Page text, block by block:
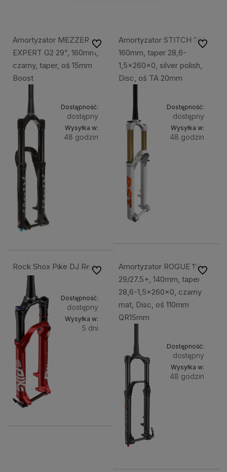
Amortyzator MEZZER
EXPERT G2 29", 160mm,
czarny, taper, oś 15mm
Boost
Dostępność:
dostępny
Wysyłka w:
48 godzin
Do ulubionychAmortyzator STITCH 29",
160mm, taper 28,6-
1,5x260x0, silver polish,
Disc, oś TA 20mm
Dostępność:
dostępny
Wysyłka w:
48 godzin
Do
Rock Shox Pike DJ Red
Dostępność:
dostępny
Wysyłka w:
5 dni
koszyka
Do ulubionychAmortyzator ROGUE 110-
29/27.5+, 140mm, taper
28,6-1,5x260x0, czarny
mat, Disc, oś 110mm
QR15mm
Dostępność:
dostępny
Wysyłka w:
48 godzin
Do